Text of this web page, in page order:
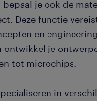
je ook de
Deze functie
en
ontwikkel je
tot microchips.
in